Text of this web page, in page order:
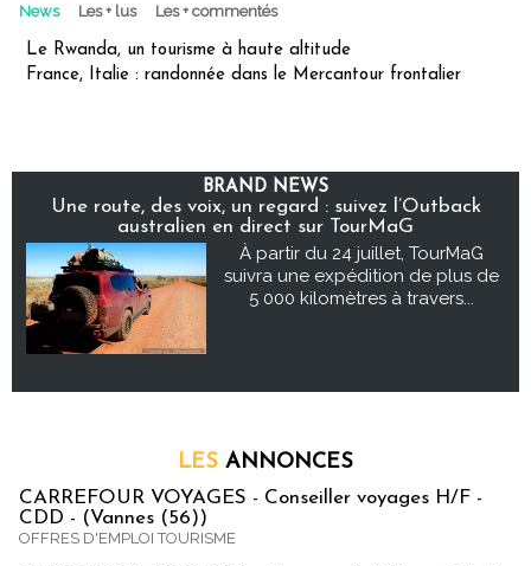
News Les + lus Les + commentés
Le Rwanda, un tourisme à haute altitude
France, Italie : randonnée dans le Mercantour frontalier
BRAND NEWS
Une route, des voix, un regard : suivez l’Outback
australien en direct sur TourMaG
À partir du 24 juillet, TourMaG
suivra une expédition de plus de
5 000 kilomètres à travers...
LES ANNONCES
CARREFOUR VOYAGES - Conseiller voyages H/F -
CDD - (Vannes (56))
OFFRES D'EMPLOI TOURISME